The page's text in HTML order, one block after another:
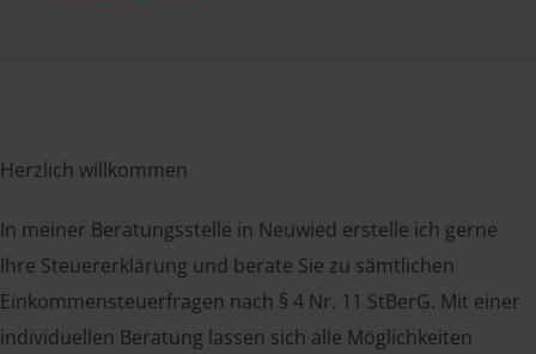
Herzlich willkommen
In meiner Beratungsstelle in Neuwied erstelle ich gerne
Ihre Steuererklärung und berate Sie zu sämtlichen
Einkommensteuerfragen nach § 4 Nr. 11 StBerG. Mit einer
individuellen Beratung lassen sich alle Möglichkeiten